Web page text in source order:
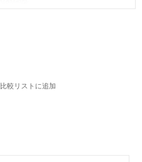
比較リストに追加